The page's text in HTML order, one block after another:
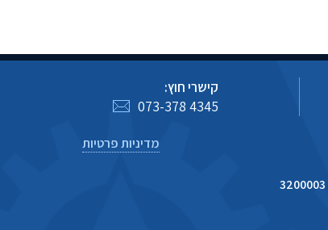
קישרי חוץ:
073-378 4345
מדיניות פרטיות